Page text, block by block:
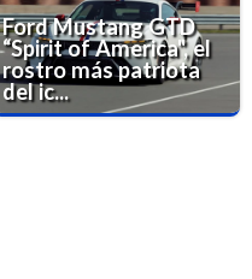
Ford Mustang GTD
“Spirit of America", el
rostro más patriota
del ic...